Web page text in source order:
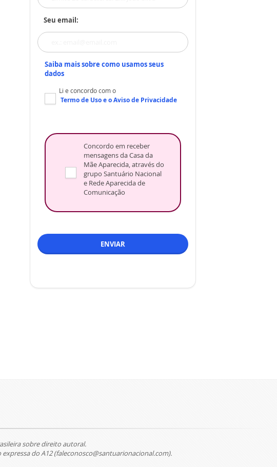
Seu email:
Saiba mais sobre como usamos seus
dados
Li e concordo com o
Termo de Usoe oAviso de Privacidade
Concordo em receber
mensagens da Casa da
Mãe Aparecida, através do
grupo Santuário Nacional
e Rede Aparecida de
Comunicação
ENVIAR
sobre direito autoral.
do A12 (faleconosco@santuarionacional.com).